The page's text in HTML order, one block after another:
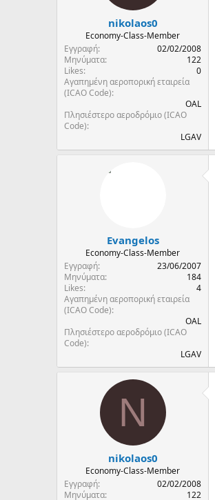
nikolaos0
Economy-Class-Member
Εγγραφή
02/02/2008
Μηνύματα
122
Likes
0
Αγαπημένη αεροπορική εταιρεία
(ICAO Code)
ΟAL
Πλησιέστερο αεροδρόμιο (ICAO
Code)
LGAV
Evangelos
Economy-Class-Member
Εγγραφή
23/06/2007
Μηνύματα
184
Likes
4
Αγαπημένη αεροπορική εταιρεία
(ICAO Code)
OAL
Πλησιέστερο αεροδρόμιο (ICAO
Code)
LGAV
N
nikolaos0
Economy-Class-Member
Εγγραφή
02/02/2008
Μηνύματα
122